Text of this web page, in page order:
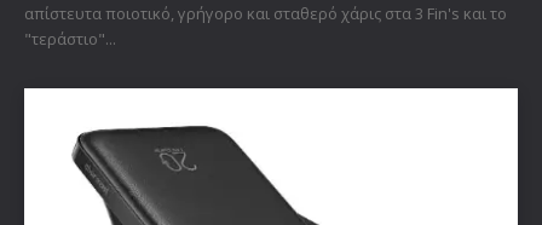
απίστευτα ποιοτικό, γρήγορο και σταθερό χάρις στα 3 Fin's και το
"τεράστιο"...